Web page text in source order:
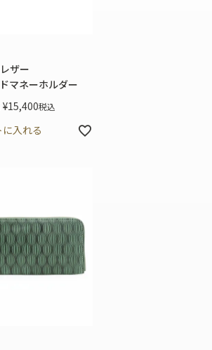
ザー
マネーホルダー
¥15,400税込
入れる